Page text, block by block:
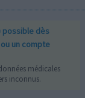
possible dès
un compte
médicales
inconnus.